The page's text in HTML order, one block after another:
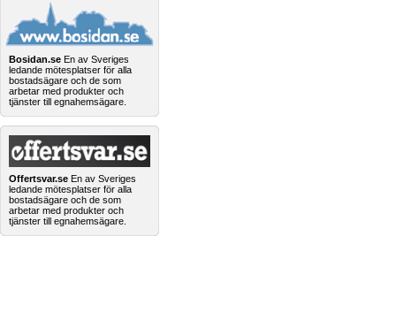
Bosidan.se En av Sveriges
ledande mötesplatser för alla
bostadsägare och de som
arbetar med produkter och
tjänster till egnahemsägare.
Offertsvar.se En av Sveriges
ledande mötesplatser för alla
bostadsägare och de som
arbetar med produkter och
tjänster till egnahemsägare.